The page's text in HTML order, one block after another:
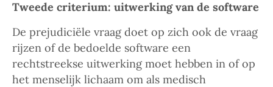
Tweede criterium: uitwerking van de software
De prejudiciële vraag doet op zich ook de vraag
rijzen of de bedoelde software een
rechtstreekse uitwerking moet hebben in of op
het menselijk lichaam om als medisch